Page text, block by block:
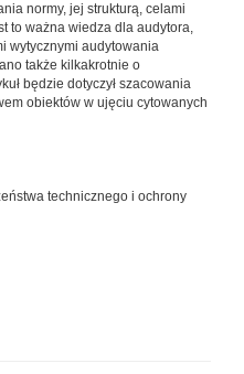
normy, jej strukturą, celami
to ważna wiedza dla audytora,
wytycznymi audytowania
także kilkakrotnie o
będzie dotyczył szacowania
obiektów w ujęciu cytowanych
technicznego i ochrony